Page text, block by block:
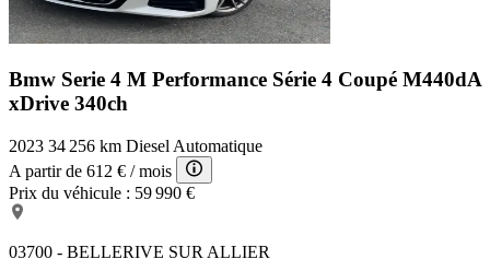
Bmw Serie 4 M Performance Série 4 Coupé M440dA
xDrive 340ch
2023 34 256 km Diesel Automatique
A partir de 612 € / mois
Prix du véhicule : 59 990 €
03700 - BELLERIVE SUR ALLIER